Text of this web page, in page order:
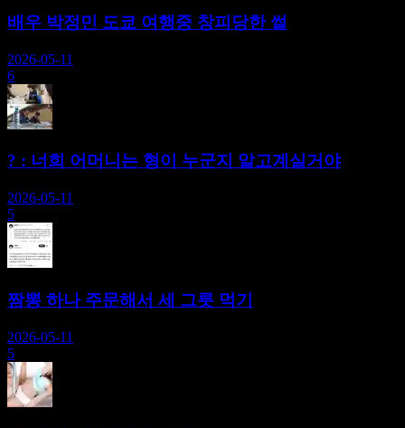
배우 박정민 도쿄 여행중 창피당한 썰
2026-05-11
6
? : 너희 어머니는 형이 누군지 알고계실거야
2026-05-11
5
짬뽕 하나 주문해서 세 그릇 먹기
2026-05-11
5